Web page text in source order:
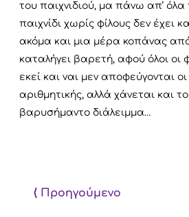
του παιχνιδιού, μα πάνω απ’ όλα
παιχνίδι χωρίς φίλους δεν έχει
ακόμα και μια μέρα κοπάνας
καταλήγει βαρετή, αφού όλοι οι
εκεί και ναι μεν αποφεύγονται
αριθμητικής, αλλά χάνεται και
βαρυσήμαντο διάλειμμα…
⟨ Προηγούμενο